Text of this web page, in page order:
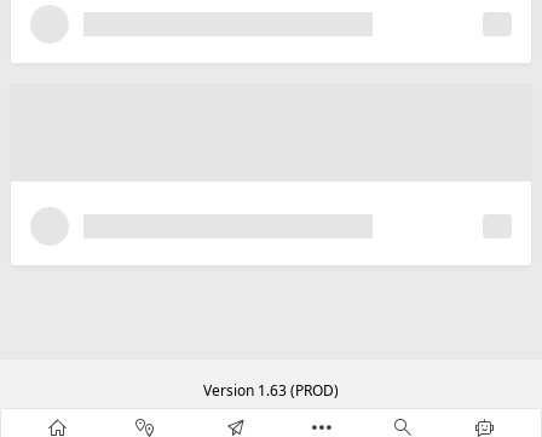
Version 1.63 (PROD)